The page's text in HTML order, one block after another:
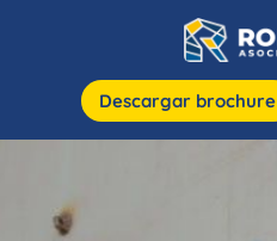
Descargar brochure